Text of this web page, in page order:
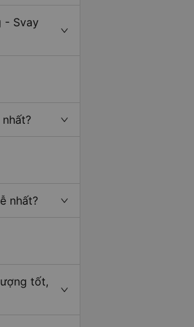
- Svay
nhất?
tốt,